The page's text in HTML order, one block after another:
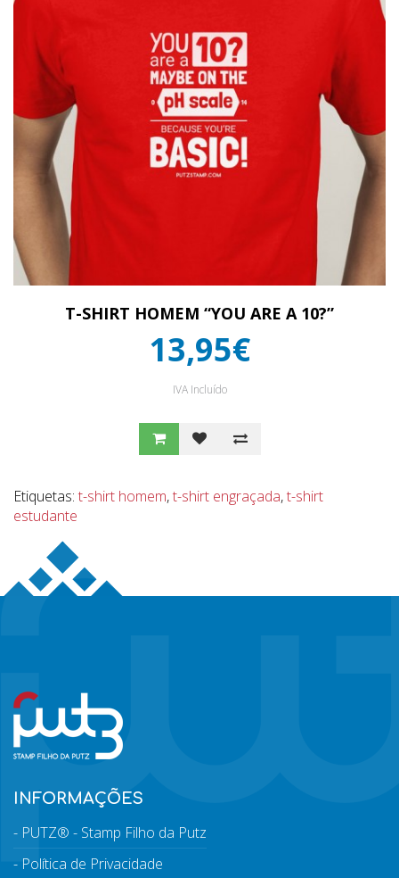
T-SHIRT HOMEM “YOU ARE A 10?”
13,95€
IVA Incluído
Etiquetas: t-shirt homem,t-shirt engraçada,t-shirt
estudante
INFORMAÇÕES
PUTZ® - Stamp Filho da Putz
Política de Privacidade